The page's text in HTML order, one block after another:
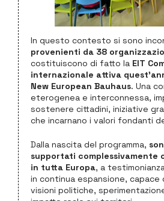
In questo contesto si sono
provenienti da 38
costituiscono di fatto la EIT
internazionale attiva
New European Bauhaus. Una
eterogenea e interconnessa,
sostenere cittadini, iniziative
che incarnano i valori fondanti
Dalla nascita del programma,
supportati complessivamente
in tutta Europa, a
in continua espansione, capace
visioni politiche,